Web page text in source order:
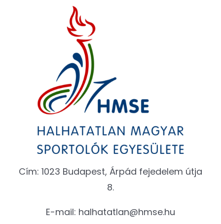
Cím: 1023 Budapest, Árpád fejedelem útja
8.
E-mail: halhatatlan@hmse.hu